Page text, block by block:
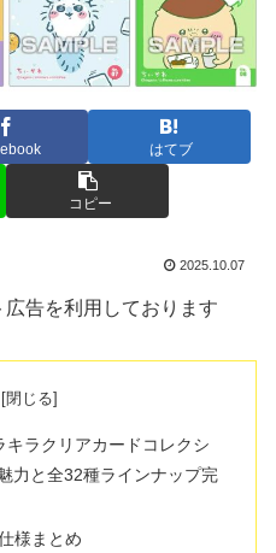
はてブ
コピー
2025.10.07
告を利用しております
ラクリアカードコレクシ
力と全32種ラインナップ完
様まとめ